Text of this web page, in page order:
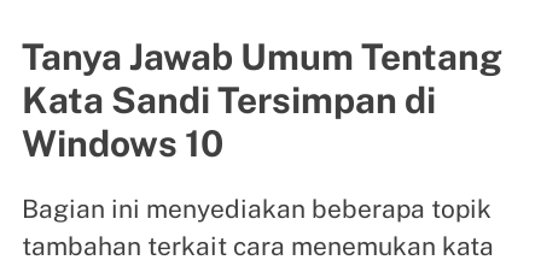
Tanya Jawab Umum Tentang
Kata Sandi Tersimpan di
Windows 10
Bagian ini menyediakan beberapa topik
tambahan terkait cara menemukan kata